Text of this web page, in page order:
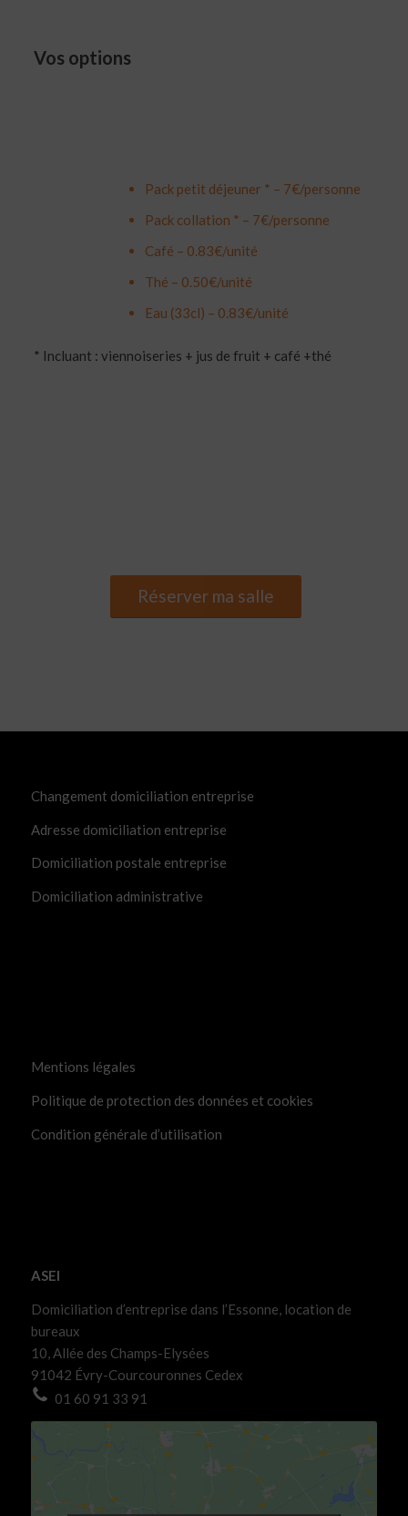
Vos options
Pack petit déjeuner * – 7€/personne
Pack collation * – 7€/personne
Café – 0.83€/unité
Thé – 0.50€/unité
Eau (33cl) – 0.83€/unité
* Incluant : viennoiseries + jus de fruit + café +thé
Réserver ma salle
Changement domiciliation entreprise
Adresse domiciliation entreprise
Domiciliation postale entreprise
Domiciliation administrative
Mentions légales
Politique de protection des données et cookies
Condition générale d’utilisation
ASEI
Domiciliation d’entreprise dans l’Essonne, location de
bureaux
10, Allée des Champs-Elysées
91042 Évry-Courcouronnes Cedex
01 60 91 33 91